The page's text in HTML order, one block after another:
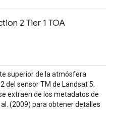
2 Tier 1 TOA
superior de la atmósfera
del sensor TM de Landsat 5.
extraen de los metadatos de
(2009) para obtener detalles